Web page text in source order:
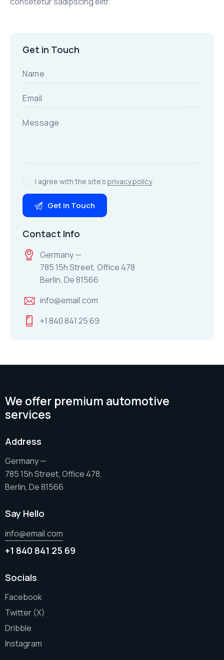
Get in Touch
I agree with the site’sprivacy policy.
Contact Info
Germany —
785 15h Street, Office 478
Berlin, De 81566
info@email.com
+1 840 841 25 69
We offer premium automotive
services
Address
Germany —
785 15h Street, Office 478,
Berlin, De 81566
Say Hello
info@email.com
+1 840 841 25 69
Socials
Facebook
Twitter (X)
Dribble
Instagram